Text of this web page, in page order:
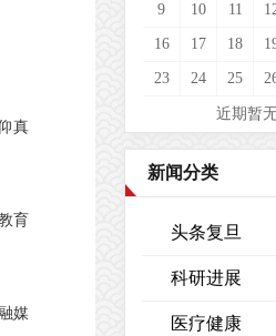
真
育
媒
9 10 11
16 17 18
23 24 25
近期暂
新闻分类
头条复旦
科研进展
医疗健康